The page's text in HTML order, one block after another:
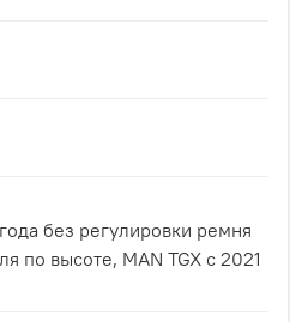
без регулировки ремня
по высоте, MAN TGX с 2021